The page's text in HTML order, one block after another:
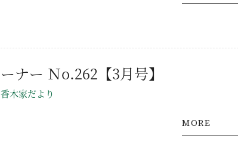
営業課コーナー Ｎo.262【3月号】
香木家だより
MORE